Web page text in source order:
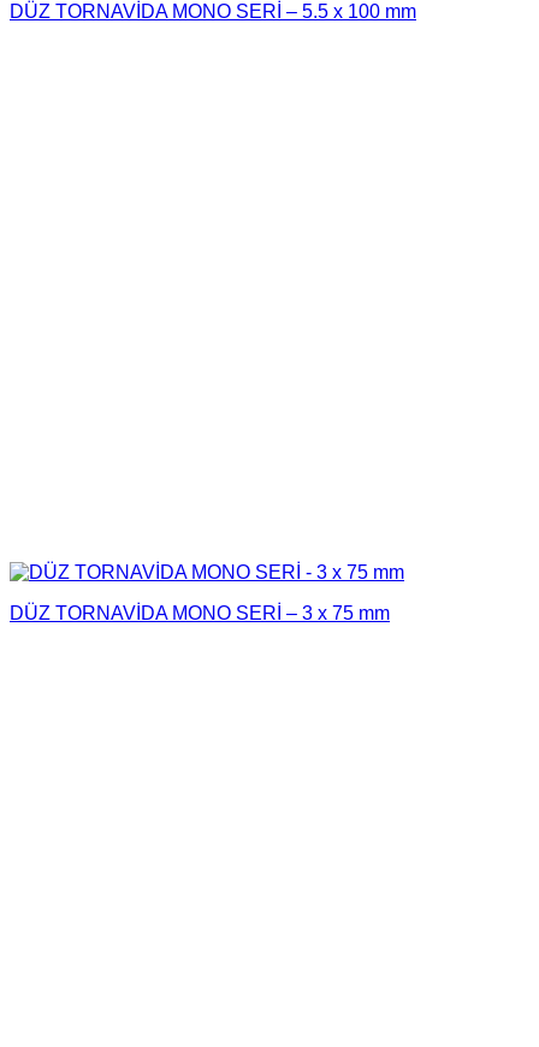
DÜZ TORNAVİDA MONO SERİ – 5.5 x 100 mm
DÜZ TORNAVİDA MONO SERİ – 3 x 75 mm